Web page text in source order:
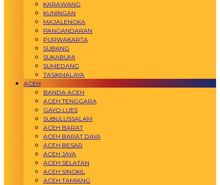
KARAWANG
KUNINGAN
MAJALENGKA
PANGANDARAN
PURWAKARTA
SUBANG
SUKABUMI
SUMEDANG
TASIKMALAYA
ACEH
BANDA ACEH
ACEH TENGGARA
GAYO LUES
SUBULUSSALAM
ACEH BARAT
ACEH BARAT DAYA
ACEH BESAR
ACEH JAYA
ACEH SELATAN
ACEH SINGKIL
ACEH TAMIANG